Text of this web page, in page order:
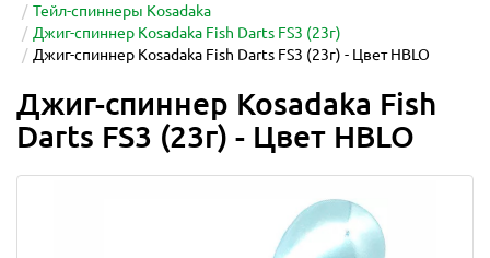
Тейл-спиннеры Kosadaka
Джиг-спиннер Kosadaka Fish Darts FS3 (23г)
Джиг-спиннер Kosadaka Fish Darts FS3 (23г) - Цвет HBLO
Джиг-спиннер Kosadaka Fish
Darts FS3 (23г) - Цвет HBLO